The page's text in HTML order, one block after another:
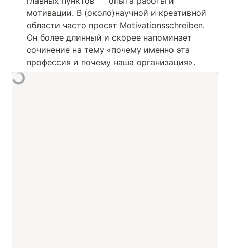
мотивации. В (около)научной и креативной
области часто просят Motivationsschreiben.
Он более длинный и скорее напоминает
сочинение на тему «почему именно эта